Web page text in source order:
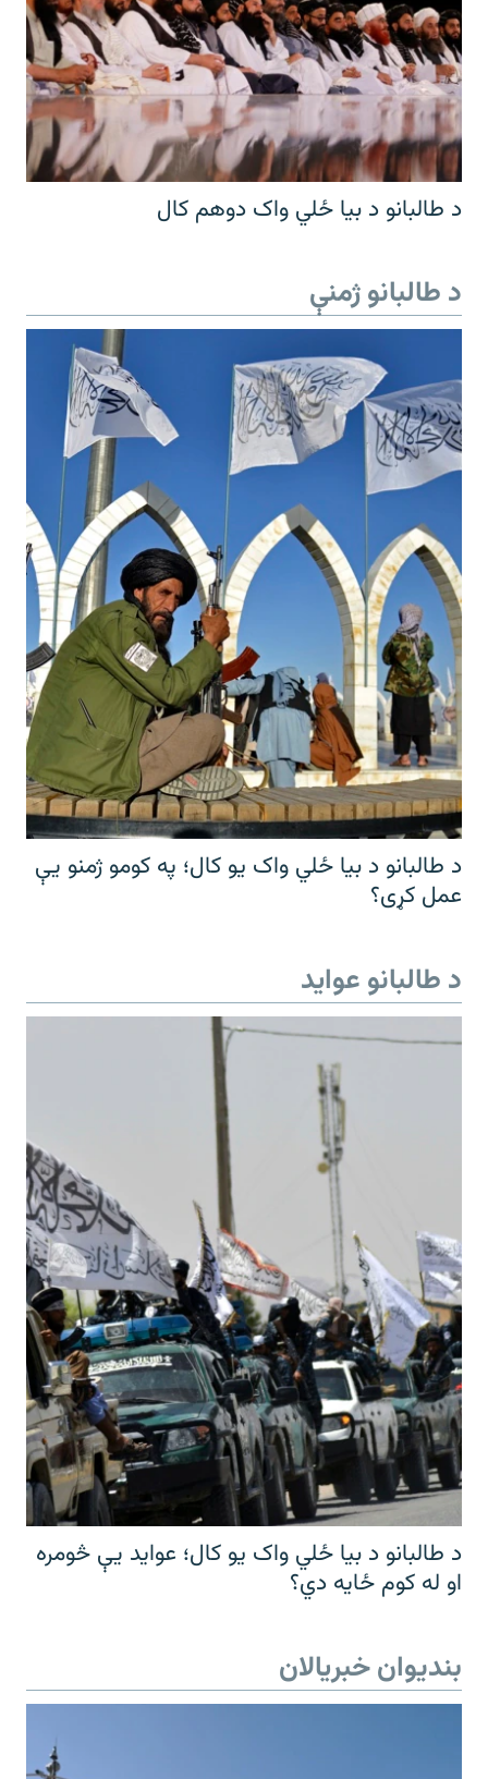
د طالبانو د بیا ځلي واک دوهم کال
د طالبانو ژمنې
د طالبانو د بیا ځلي واک یو کال؛ په کومو ژمنو یې
عمل کړی؟
د طالبانو عواید
د طالبانو د بیا ځلي واک یو کال؛ عواید یې څومره
او له کوم ځایه دي؟
بندیوان خبریالان